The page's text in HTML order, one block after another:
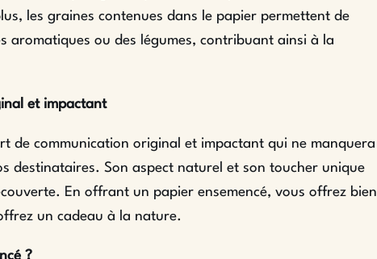
les graines contenues dans le papier permettent de
aromatiques ou des légumes, contribuant ainsi à la
et impactant
de communication original et impactant qui ne manquera
destinataires. Son aspect naturel et son toucher unique
En offrant un papier ensemencé, vous offrez bien
un cadeau à la nature.